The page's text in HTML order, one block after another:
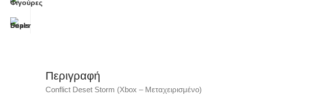
Περιγραφή
Conflict Deset Storm (Xbox – Μεταχειρισμένο)